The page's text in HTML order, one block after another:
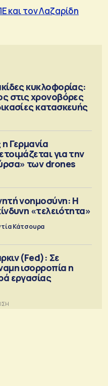
τον Λαζαρίδη
κυκλοφορίας:
στις χρονοβόρες
κατασκευής
Γερμανία
για την
των drones
νοημοσύνη: Η
«τελειότητα»
Κάτσουρα
(Fed): Σε
ισορροπία η
εργασίας